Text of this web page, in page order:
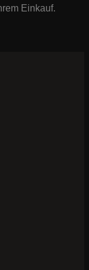
Einkauf.